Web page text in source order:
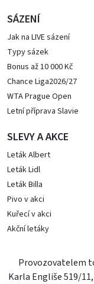
SÁZENÍ
Jak na LIVE sázení
Typy sázek
Bonus až 10 000 Kč
Chance Liga2026/27
WTA Prague Open
Letní příprava Slavie
SLEVY A AKCE
Leták Albert
Leták Lidl
Leták Billa
Pivo v akci
Kuřecí v akci
Akční letáky
Provozovatelem
Karla Engliše 519/11,